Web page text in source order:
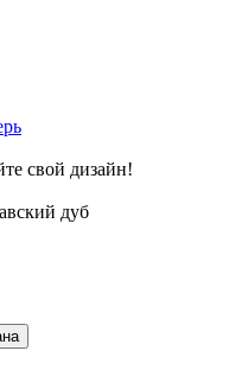
свой дизайн!
дуб